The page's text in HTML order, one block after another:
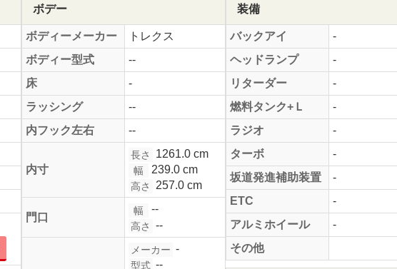
ボデー
ボディーメーカー
トレクス
ボディー型式
--
床
-
ラッシング
--
内フック左右
--
内寸
長さ 1261.0 cm
幅 239.0 cm
高さ 257.0 cm
門口
幅 --
高さ --
メーカー -
型式 --
装備
バックアイ
-
ヘッドランプ
-
リターダー
-
燃料タンク+Ｌ
-
ラジオ
-
ターボ
-
坂道発進補助装置
-
ETC
-
アルミホイール
-
その他